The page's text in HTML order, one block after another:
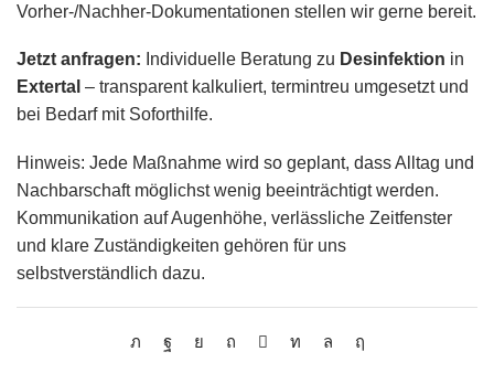
Vorher‑/Nachher‑Dokumentationen stellen wir gerne bereit.
Jetzt anfragen: Individuelle Beratung zu Desinfektion in
Extertal – transparent kalkuliert, termintreu umgesetzt und
bei Bedarf mit Soforthilfe.
Hinweis: Jede Maßnahme wird so geplant, dass Alltag und
Nachbarschaft möglichst wenig beeinträchtigt werden.
Kommunikation auf Augenhöhe, verlässliche Zeitfenster
und klare Zuständigkeiten gehören für uns
selbstverständlich dazu.